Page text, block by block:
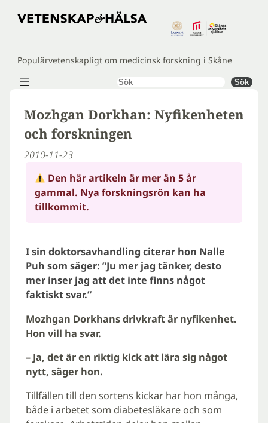
Hoppa
Populärvetenskapligt om medicinsk forskning i Skåne
Sök Sök
Mozhgan Dorkhan: Nyfikenheten
och forskningen
2010-11-23
Den här artikeln är mer än 5 år
gammal. Nya forskningsrön kan ha
tillkommit.
I sin doktorsavhandling citerar hon Nalle
Puh som säger: ”Ju mer jag tänker, desto
mer inser jag att det inte finns något
faktiskt svar.”
Mozhgan Dorkhans drivkraft är nyfikenhet.
Hon vill ha svar.
– Ja, det är en riktig kick att lära sig något
nytt, säger hon.
Tillfällen till den sortens kickar har hon många,
både i arbetet som diabetesläkare och som